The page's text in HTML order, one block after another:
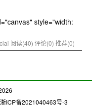
style="width:
阅读(40) 评论(0) 推荐(0)
浙ICP备2021040463号-3